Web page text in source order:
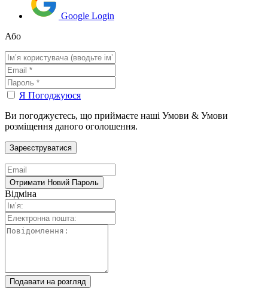
Google Login
Або
Я Погоджуюся
Ви погоджуєтесь, що приймаєте наші Умови & Умови
розміщення даного оголошення.
Відміна